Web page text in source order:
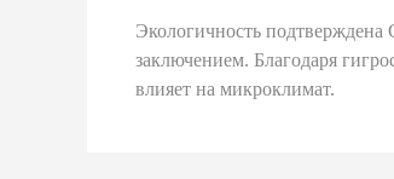
Экологичность
заключением. Благодаря
влияет на микроклимат.